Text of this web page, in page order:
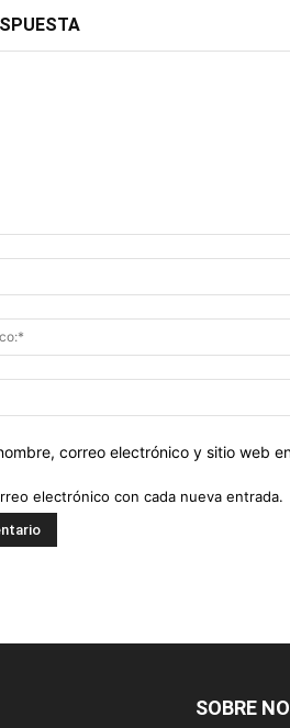
correo electrónico y sitio web
electrónico con cada nueva entrada.
SOBRE